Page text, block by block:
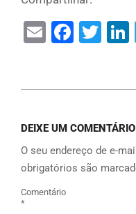
Email
DEIXE UM COMENTÁRIO
O seu endereço de e-
obrigatórios são
Comentário
*